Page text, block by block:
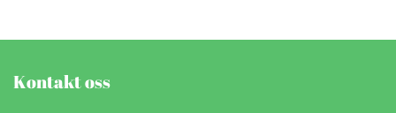
Kontakt oss